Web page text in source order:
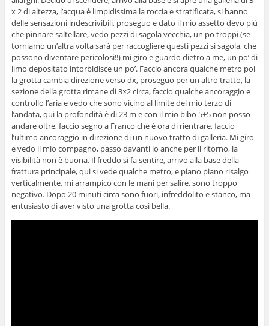
x 2 di altezza, l’acqua è limpidissima la roccia e stratificata, si hanno
delle sensazioni indescrivibili, proseguo e dato il mio assetto devo più
che pinnare saltellare, vedo pezzi di sagola vecchia, un po troppi (se
torniamo un’altra volta sarà per raccogliere questi pezzi si sagola, che
possono diventare pericolosi!!) mi giro e guardo dietro a me, un po’ di
limo depositato intorbidisce un po’. Faccio ancora qualche metro poi
la grotta cambia direzione verso dx, proseguo per un altro tratto, la
sezione della grotta rimane di 3×2 circa, faccio qualche ancoraggio e
controllo l’aria e vedo che sono vicino al limite del mio terzo di
l’andata, qui la profondità è di 23 m e con il mio bibo 5+5 non posso
andare oltre, faccio segno a Franco che è ora di rientrare, faccio
l’ultimo ancoraggio in direzione di un nuovo tratto di galleria. Mi giro
e vedo il mio compagno, passo davanti io anche per il ritorno, la
visibilità non è buona. Il freddo si fa sentire, arrivo alla base della
frattura principale, qui si vede qualche metro, e piano piano risalgo
verticalmente, mi arrampico con le mani per salire, sono troppo
negativo. Dopo 20 minuti circa sono fuori, infreddolito e stanco, ma
entusiasto di aver visto una grotta così bella.